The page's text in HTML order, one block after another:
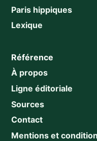
Paris hippiques
Lexique
Référence
À propos
Ligne éditoriale
Sources
Contact
Mentions et